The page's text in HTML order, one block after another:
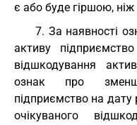
є або буде гіршою, ніж
7. За наявності
активу
відшкодування
ознак про
підприємство на дату
очікуваного